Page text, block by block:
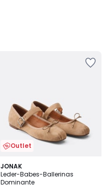
Outlet
JONAK
Leder-Babes-Ballerinas
Dominante